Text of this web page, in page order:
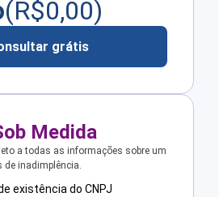
(R$0,00)
grátis
Medida
a todas as informações sobre um
de inadimplência.
existência do CNPJ